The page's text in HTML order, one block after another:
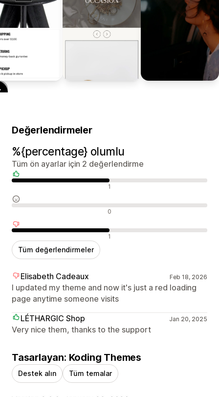
Değerlendirmeler
%{percentage} olumlu
Tüm ön ayarlar için 2 değerlendirme
1
0
1
Tüm değerlendirmeler
Elisabeth Cadeaux Feb 18, 2026
I updated my theme and now it's just a red loading
page anytime someone visits
LÉTHARGIC Shop
Jan 20, 2025
Very nice them, thanks to the support
Tasarlayan: Koding Themes
Destek alın Tüm temalar